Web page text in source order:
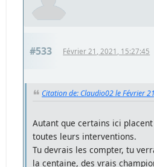
#533 Février 21, 2021, 15:27:45
Citation de: Claudio02 le Février
Autant que certains ici
toutes leurs interventions.
Tu devrais les compter, tu
la centaine, des vrais